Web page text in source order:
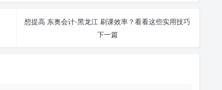
想提高 东奥会计-黑龙江 刷课效率？看看这些实用技巧
下一篇